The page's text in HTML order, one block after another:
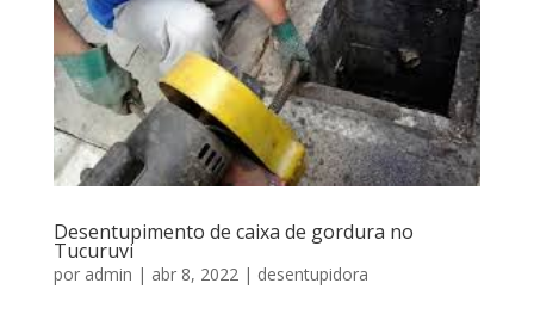
Desentupimento de caixa de gordura no
Tucuruvi
por admin | abr 8, 2022| desentupidora